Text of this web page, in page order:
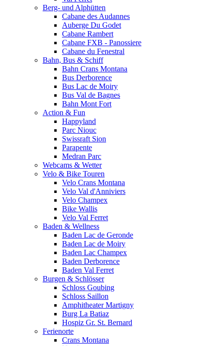
Berg- und Alphütten
Cabane des Audannes
Auberge Du Godet
Cabane Rambert
Cabane FXB - Panossiere
Cabane du Fenestral
Bahn, Bus & Schiff
Bahn Crans Montana
Bus Derborence
Bus Lac de Moiry
Bus Val de Bagnes
Bahn Mont Fort
Action & Fun
Happyland
Parc Niouc
Swissraft Sion
Parapente
Medran Parc
Webcams & Wetter
Velo & Bike Touren
Velo Crans Montana
Velo Val d'Anniviers
Velo Champex
Bike Wallis
Velo Val Ferret
Baden & Wellness
Baden Lac de Geronde
Baden Lac de Moiry
Baden Lac Champex
Baden Derborence
Baden Val Ferret
Burgen & Schlösser
Schloss Goubing
Schloss Saillon
Amphitheater Martigny
Burg La Batiaz
Hospiz Gr. St. Bernard
Ferienorte
Crans Montana